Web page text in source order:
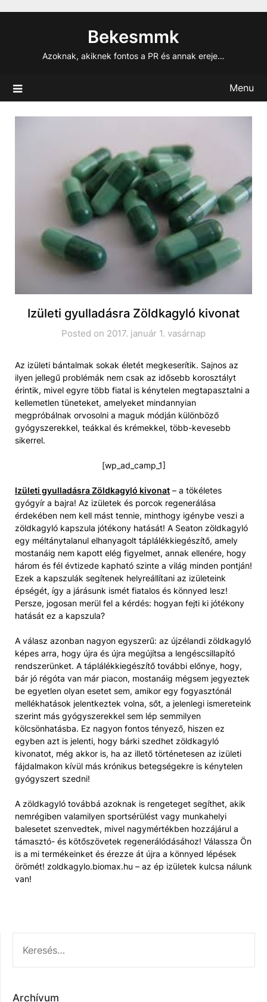
Bekesmmk
Azoknak, akiknek fontos a PR és annak ereje…
Menu
Izületi gyulladásra Zöldkagyló kivonat
Posted on 2017. január 1. vasárnap
Az izületi bántalmak sokak életét megkeserítik. Sajnos az
ilyen jellegű problémák nem csak az idősebb korosztályt
érintik, mivel egyre több fiatal is kénytelen megtapasztalni a
kellemetlen tüneteket, amelyeket mindannyian
megpróbálnak orvosolni a maguk módján különböző
gyógyszerekkel, teákkal és krémekkel, több-kevesebb
sikerrel.
[wp_ad_camp_1]
Izületi gyulladásra Zöldkagyló kivonat – a tökéletes
gyógyír a bajra! Az izületek és porcok regenerálása
érdekében nem kell mást tennie, minthogy igénybe veszi a
zöldkagyló kapszula jótékony hatását! A Seaton zöldkagyló
egy méltánytalanul elhanyagolt táplálékkiegészítő, amely
mostanáig nem kapott elég figyelmet, annak ellenére, hogy
három és fél évtizede kapható szinte a világ minden pontján!
Ezek a kapszulák segítenek helyreállítani az izületeink
épségét, így a járásunk ismét fiatalos és könnyed lesz!
Persze, jogosan merül fel a kérdés: hogyan fejti ki jótékony
hatását ez a kapszula?
A válasz azonban nagyon egyszerű: az újzélandi zöldkagyló
képes arra, hogy újra és újra megújítsa a lengéscsillapító
rendszerünket. A táplálékkiegészítő további előnye, hogy,
bár jó régóta van már piacon, mostanáig mégsem jegyeztek
be egyetlen olyan esetet sem, amikor egy fogyasztónál
mellékhatások jelentkeztek volna, sőt, a jelenlegi ismereteink
szerint más gyógyszerekkel sem lép semmilyen
kölcsönhatásba. Ez nagyon fontos tényező, hiszen ez
egyben azt is jelenti, hogy bárki szedhet zöldkagyló
kivonatot, még akkor is, ha az illető történetesen az izületi
fájdalmakon kívül más krónikus betegségekre is kénytelen
gyógyszert szedni!
A zöldkagyló továbbá azoknak is rengeteget segíthet, akik
nemrégiben valamilyen sportsérülést vagy munkahelyi
balesetet szenvedtek, mivel nagymértékben hozzájárul a
támasztó- és kötőszövetek regenerálódásához! Válassza Ön
is a mi termékeinket és érezze át újra a könnyed lépések
örömét! zoldkagylo.biomax.hu – az ép izületek kulcsa nálunk
van!
Archívum